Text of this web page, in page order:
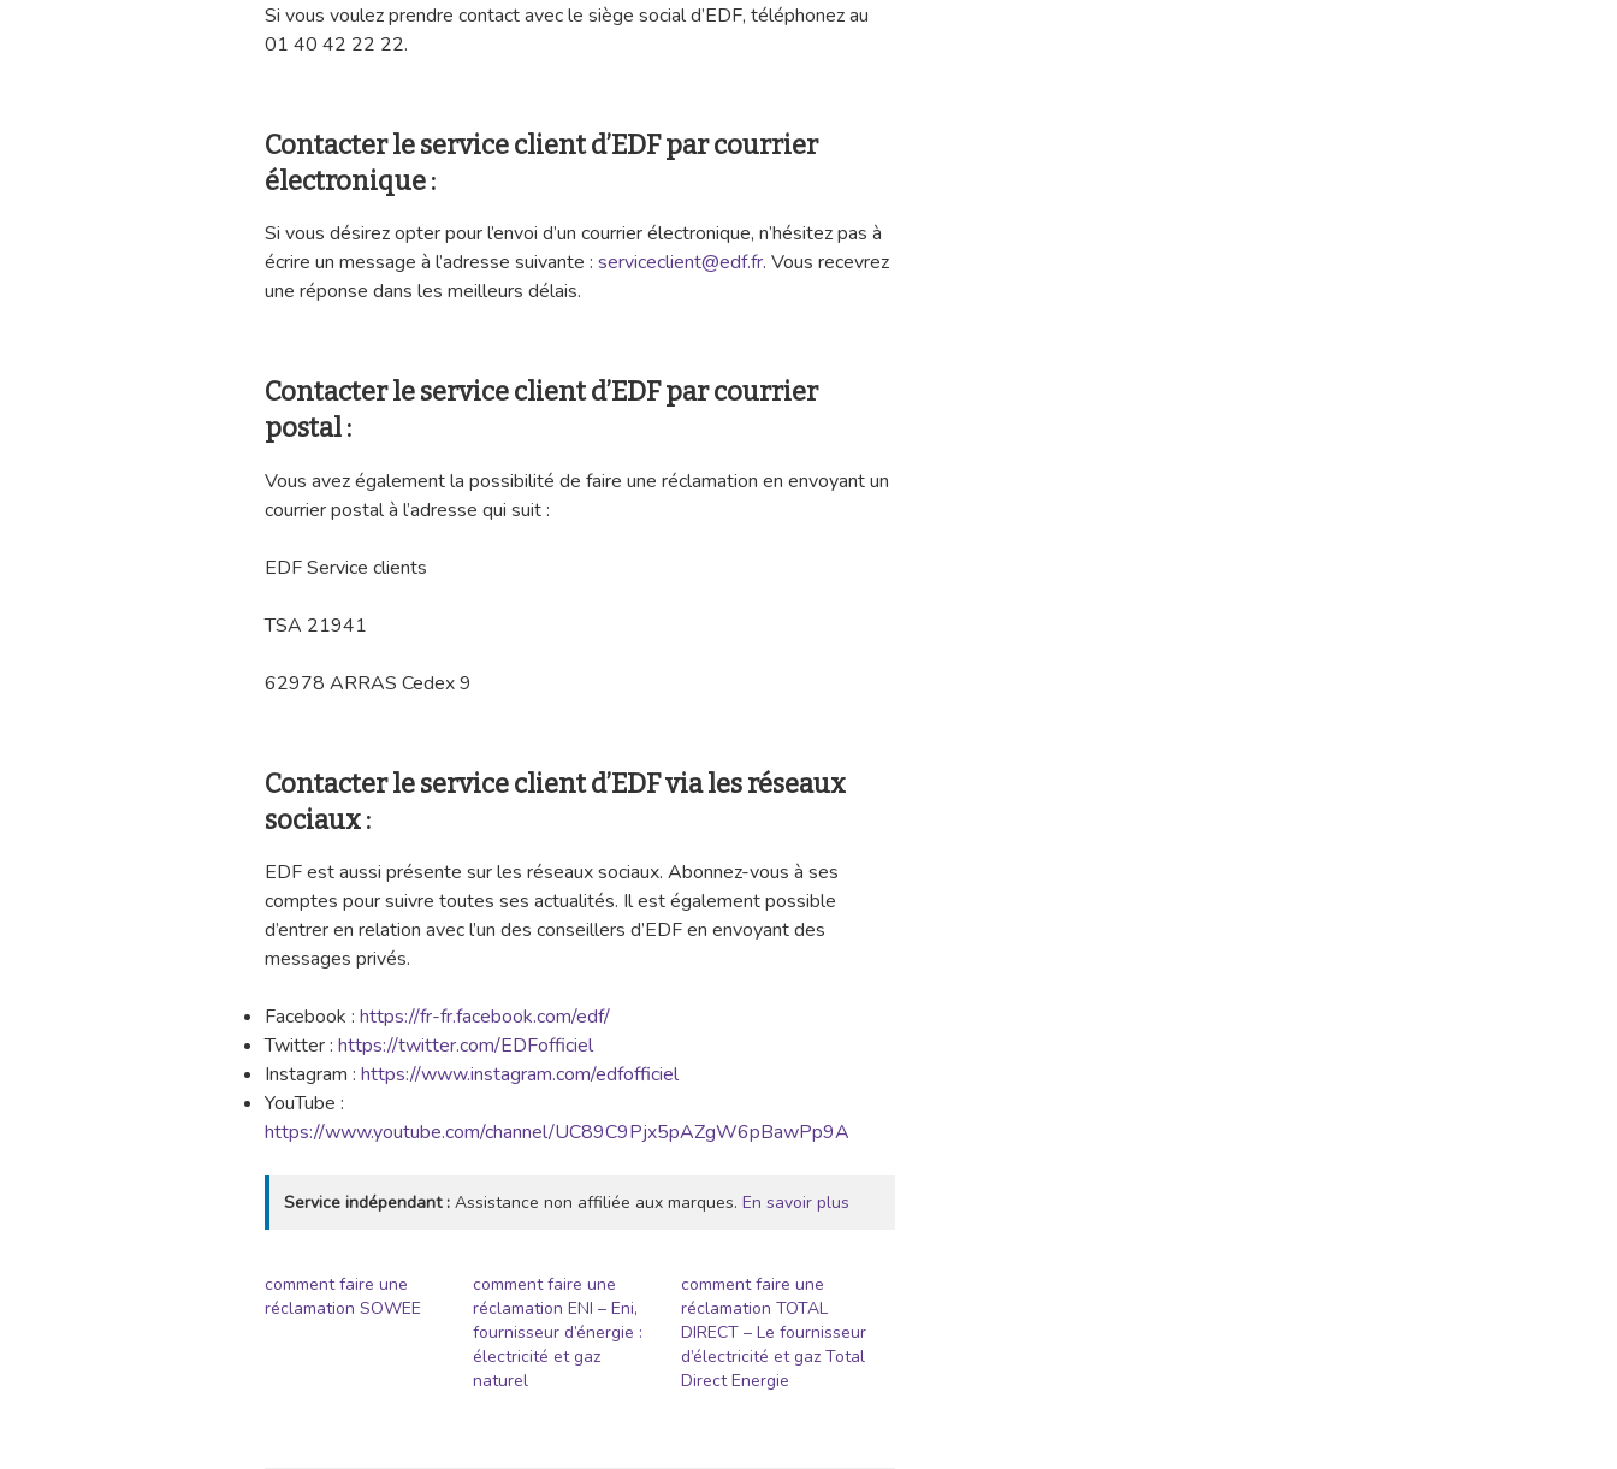
Si vous voulez prendre contact avec le siège social d’EDF, téléphonez au
01 40 42 22 22.
Contacter le service client d’EDF par courrier
électronique :
Si vous désirez opter pour l’envoi d’un courrier électronique, n’hésitez pas à
écrire un message à l’adresse suivante : serviceclient@edf.fr. Vous recevrez
une réponse dans les meilleurs délais.
Contacter le service client d’EDF par courrier
postal :
Vous avez également la possibilité de faire une réclamation en envoyant un
courrier postal à l’adresse qui suit :
EDF Service clients
TSA 21941
62978 ARRAS Cedex 9
Contacter le service client d’EDF via les réseaux
sociaux :
EDF est aussi présente sur les réseaux sociaux. Abonnez-vous à ses
comptes pour suivre toutes ses actualités. Il est également possible
d’entrer en relation avec l’un des conseillers d’EDF en envoyant des
messages privés.
Facebook : https://fr-fr.facebook.com/edf/
Twitter : https://twitter.com/EDFofficiel
Instagram : https://www.instagram.com/edfofficiel
YouTube :
https://www.youtube.com/channel/UC89C9Pjx5pAZgW6pBawPp9A
Service indépendant : Assistance non affiliée aux marques. En savoir plus
comment faire une
réclamation SOWEE
comment faire une
réclamation ENI – Eni,
fournisseur d’énergie :
électricité et gaz
naturel
comment faire une
réclamation TOTAL
DIRECT – Le fournisseur
d’électricité et gaz Total
Direct Energie